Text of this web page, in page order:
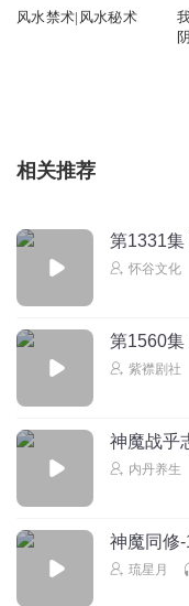
风水禁术|风水秘术
相关推荐
第1331集
怀谷文化
第1560集
紫襟剧社
神魔战乎
内丹养生
神魔同修
琉星月